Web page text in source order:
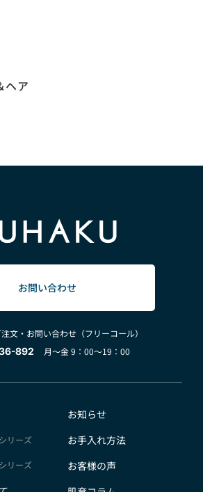
ヘア
お問い合わせ
文・お問い合わせ（フリーコール）
892
月～金 9：00～19：00
リーズ
リーズ
お知らせ
お手入れ方法
お客様の声